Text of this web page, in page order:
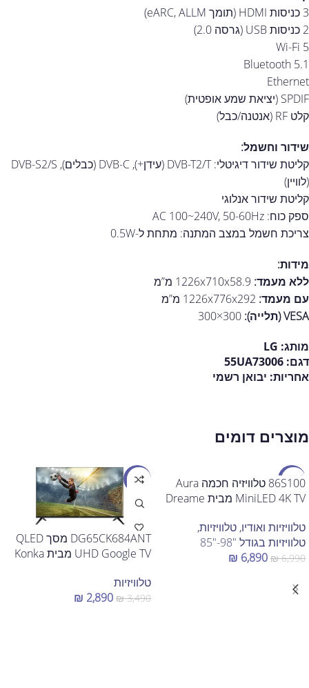
3 כניסות HDMI (תומך eARC, ALLM)
2 כניסות USB (גרסה 2.0)
Wi-Fi 5
Bluetooth 5.1
Ethernet
SPDIF (יציאת שמע אופטית)
קלט RF (אנטנה/כבל)
שידור וחשמל:
קליטת שידור דיגיטלי: DVB-T2/T (עידן+), DVB-C (כבלים), DVB-S2/S
(לוויין)
קליטת שידור אנלוגי
ספק כוח: AC 100~240V, 50-60Hz
צריכת חשמל במצב המתנה: מתחת ל-0.5W
מידות:
ללא מעמד:
עם מעמד:
VESA (תלייה):
מותג: LG
דגם: 55UA73006
אחריות: יבואן רשמי
מוצרים דומים
מבצע
86S100 טלוויזיה חכמה Aura
MiniLED 4K TV מבית Dreame
טלוויזיות ואודיו, טלוויזיות,
טלוויזיות בגודל "98-"85
₪6,990
₪ 6,890
מבצע
DG65CK684ANT מסך QLED
UHD Google TV מבית Konka
טלוויזיות
₪3,490
₪ 2,890